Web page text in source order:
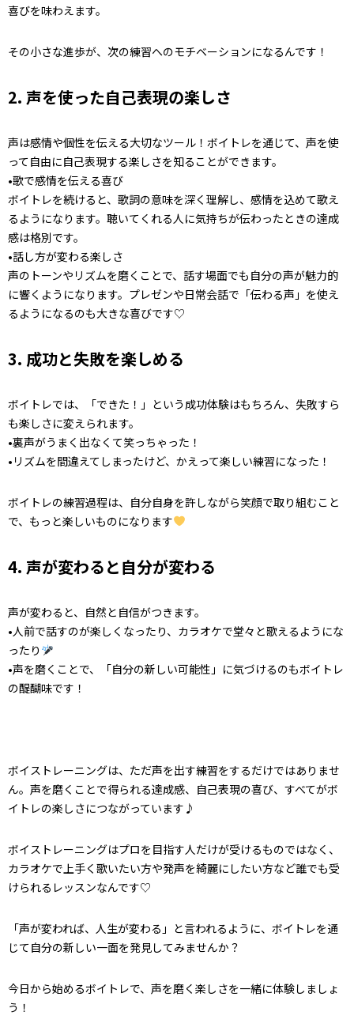
喜びを味わえます。
その小さな進歩が、次の練習へのモチベーションになるんです！
2. 声を使った自己表現の楽しさ
声は感情や個性を伝える大切なツール！ボイトレを通じて、声を使
って自由に自己表現する楽しさを知ることができます。
•歌で感情を伝える喜び
ボイトレを続けると、歌詞の意味を深く理解し、感情を込めて歌え
るようになります。聴いてくれる人に気持ちが伝わったときの達成
感は格別です。
•話し方が変わる楽しさ
声のトーンやリズムを磨くことで、話す場面でも自分の声が魅力的
に響くようになります。プレゼンや日常会話で「伝わる声」を使え
るようになるのも大きな喜びです♡
3. 成功と失敗を楽しめる
ボイトレでは、「できた！」という成功体験はもちろん、失敗すら
も楽しさに変えられます。
•裏声がうまく出なくて笑っちゃった！
•リズムを間違えてしまったけど、かえって楽しい練習になった！
ボイトレの練習過程は、自分自身を許しながら笑顔で取り組むこと
で、もっと楽しいものになります
4. 声が変わると自分が変わる
声が変わると、自然と自信がつきます。
•人前で話すのが楽しくなったり、カラオケで堂々と歌えるようにな
ったり
•声を磨くことで、「自分の新しい可能性」に気づけるのもボイトレ
の醍醐味です！
ボイストレーニングは、ただ声を出す練習をするだけではありませ
ん。声を磨くことで得られる達成感、自己表現の喜び、すべてがボ
イトレの楽しさにつながっています♪
ボイストレーニングはプロを目指す人だけが受けるものではなく、
カラオケで上手く歌いたい方や発声を綺麗にしたい方など誰でも受
けられるレッスンなんです♡
「声が変われば、人生が変わる」と言われるように、ボイトレを通
じて自分の新しい一面を発見してみませんか？
今日から始めるボイトレで、声を磨く楽しさを一緒に体験しましょ
う！